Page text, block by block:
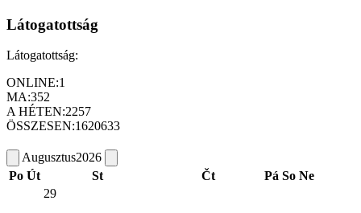
Látogatottság
Látogatottság:
ONLINE:1
MA:352
A HÉTEN:2257
ÖSSZESEN:1620633
Augusztus2026
Po Út St Čt Pá So Ne
29